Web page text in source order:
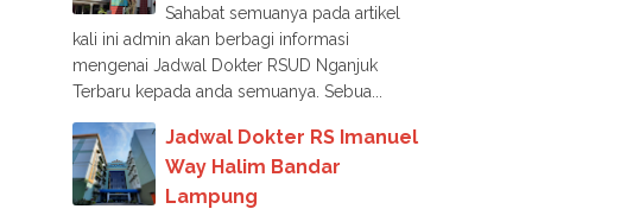
Sahabat semuanya pada artikel
kali ini admin akan berbagi informasi
mengenai Jadwal Dokter RSUD Nganjuk
Terbaru kepada anda semuanya. Sebua...
Jadwal Dokter RS Imanuel
Way Halim Bandar
Lampung